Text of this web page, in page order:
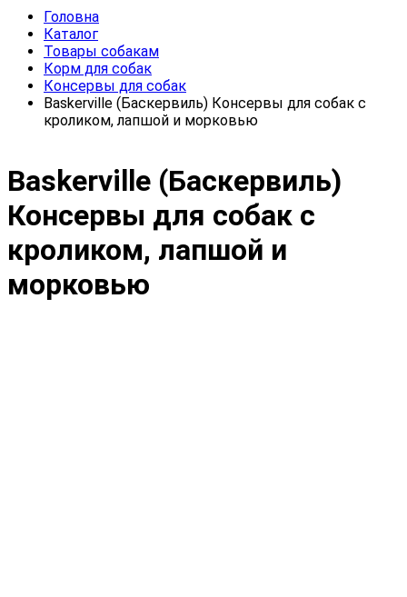
Головна
Каталог
Товары собакам
Корм для собак
Консервы для собак
Baskerville (Баскервиль) Консервы для собак с
кроликом, лапшой и морковью
Baskerville (Баскервиль)
Консервы для собак с
кроликом, лапшой и
морковью